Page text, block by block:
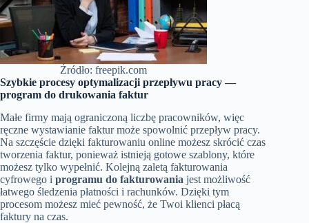
Źródło: freepik.com
Szybkie procesy optymalizacji przepływu pracy —
program do drukowania faktur
Małe firmy mają ograniczoną liczbę pracowników, więc
ręczne wystawianie faktur może spowolnić przepływ pracy.
Na szczęście dzięki fakturowaniu online możesz skrócić czas
tworzenia faktur, ponieważ istnieją gotowe szablony, które
możesz tylko wypełnić. Kolejną zaletą fakturowania
cyfrowego i programu do fakturowania jest możliwość
łatwego śledzenia płatności i rachunków. Dzięki tym
procesom możesz mieć pewność, że Twoi klienci płacą
faktury na czas.